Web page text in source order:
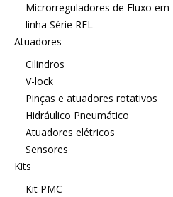
Microrreguladores de Fluxo em
linha Série RFL
Atuadores
Cilindros
V-lock
Pinças e atuadores rotativos
Hidráulico Pneumático
Atuadores elétricos
Sensores
Kits
Kit PMC